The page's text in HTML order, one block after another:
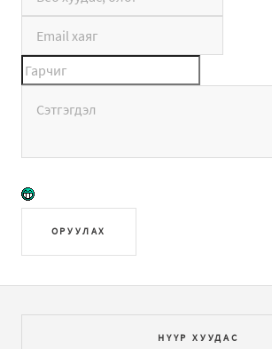
ОРУУЛАХ
НҮҮР ХУУДАС